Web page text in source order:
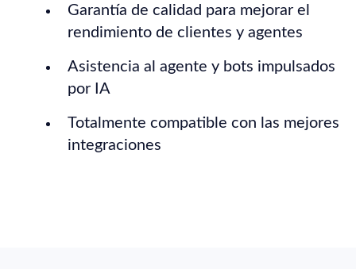
Garantía de calidad para mejorar el
rendimiento de clientes y agentes
Asistencia al agente y bots impulsados
por IA
Totalmente compatible con las mejores
integraciones